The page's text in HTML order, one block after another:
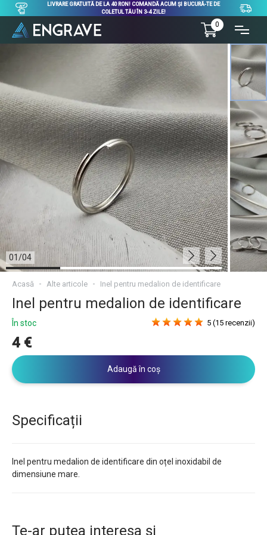
LIVRARE GRATUITĂ DE LA 40 RON! COMANDĂ ACUM ȘI BUCURĂ-TE DE
COLETUL TĂU ÎN 3-4 ZILE!
0
01/04
Acasă Alte articole Inel pentru medalion de identificare
Inel pentru medalion de identificare
În stoc
4 €
5 (15 recenzii)
Adaugă în coș
Specificații
Inel pentru medalion de identificare din oțel inoxidabil de
dimensiune mare.
Te-ar putea interesa și